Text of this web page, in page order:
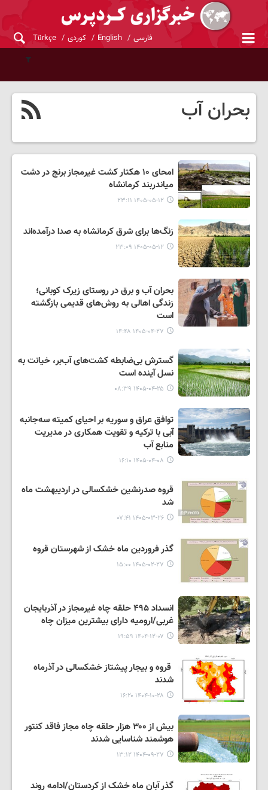
فارسی English کوردی Türkçe
بحران آب
امحای ۱۰ هکتار کشت غیرمجاز برنج در دشت
میاندربند کرمانشاه
۱۴۰۵-۰۵-۱۲ ۲۳:۱۱
زنگ‌ها برای شرق کرمانشاه به صدا درآمده‌اند
۱۴۰۵-۰۵-۱۲ ۲۳:۰۹
بحران آب و برق در روستای زیرک کوبانی؛
زندگی اهالی به روش‌های قدیمی بازگشته
است
۱۴۰۵-۰۴-۲۷ ۱۴:۴۸
گسترش بی‌ضابطه کشت‌های آب‌بر، خیانت به
نسل آینده است
۱۴۰۵-۰۴-۲۵ ۰۸:۳۹
توافق عراق و سوریه بر احیای کمیته سه‌جانبه
آبی با ترکیه و تقویت همکاری در مدیریت
منابع آب
۱۴۰۵-۰۴-۰۸ ۱۶:۱۰
قروه صدرنشین خشکسالی در اردیبهشت ماه
شد
۱۴۰۵-۰۳-۲۶ ۰۷:۴۱
گذر فروردین ماه خشک از شهرستان قروه
۱۴۰۵-۰۲-۲۷ ۱۵:۰۰
انسداد ۴۹۵ حلقه چاه غیرمجاز در آذربایجان
غربی/ارومیه دارای بیشترین میزان چاه
۱۴۰۴-۱۲-۰۷ ۱۹:۵۹
قروه و بیجار پیشتاز خشکسالی در آذرماه
شدند
۱۴۰۴-۱۰-۲۸ ۱۶:۲۰
بیش از ۳۰۰ هزار حلقه چاه مجاز فاقد کنتور
هوشمند شناسایی شدند
۱۴۰۴-۰۹-۲۷ ۱۳:۱۲
گذر آبان ماه خشک از کردستان/ادامه روند